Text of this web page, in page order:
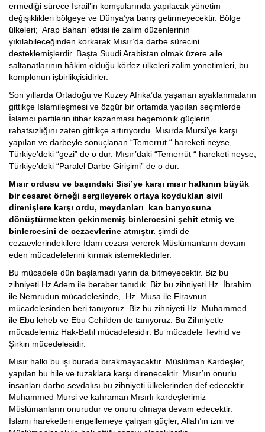
ermediği sürece İsrail’in komşularında yapılacak yönetim
değişiklikleri bölgeye ve Dünya’ya barış getirmeyecektir. Bölge
ülkeleri; ‘Arap Baharı’ etkisi ile zalim düzenlerinin
yıkılabileceğinden korkarak Mısır’da darbe sürecini
desteklemişlerdir. Başta Suudi Arabistan olmak üzere aile
saltanatlarının hâkim olduğu körfez ülkeleri zalim yönetimleri, bu
komplonun işbirlikçisidirler.
Son yıllarda Ortadoğu ve Kuzey Afrika’da yaşanan ayaklanmaların
gittikçe İslamileşmesi ve özgür bir ortamda yapılan seçimlerde
İslamcı partilerin itibar kazanması hegemonik güçlerin
rahatsızlığını zaten gittikçe artırıyordu. Mısırda Mursi’ye karşı
yapılan ve darbeyle sonuçlanan “Temerrüt “ hareketi neyse,
Türkiye’deki “gezi” de o dur. Mısır’daki “Temerrüt “ hareketi neyse,
Türkiye’deki “Paralel Darbe Girişimi” de o dur.
Mısır ordusu ve başındaki Sisi’ye karşı mısır halkının büyük
bir cesaret örneği sergileyerek ortaya koydukları sivil
direnişlere karşı ordu, meydanları kan banyosuna
dönüştürmekten çekinmemiş binlercesini şehit etmiş ve
binlercesini de cezaevlerine atmıştır. şimdi de
cezaevlerindekilere İdam cezası vererek Müslümanların devam
eden mücadelelerini kırmak istemektedirler.
Bu mücadele dün başlamadı yarın da bitmeyecektir. Biz bu
zihniyeti Hz Adem ile beraber tanıdık. Biz bu zihniyeti Hz. İbrahim
ile Nemrudun mücadelesinde, Hz. Musa ile Firavnun
mücadelesinden beri tanıyoruz. Biz bu zihniyeti Hz. Muhammed
ile Ebu leheb ve Ebu Cehilden de tanıyoruz. Bu Zihniyetle
mücadelemiz Hak-Batıl mücadelesidir. Bu mücadele Tevhid ve
Şirkin mücedelesidir.
Mısır halkı bu işi burada bırakmayacaktır. Müslüman Kardeşler,
yapılan bu hile ve tuzaklara karşı direnecektir. Mısır’ın onurlu
insanları darbe sevdalısı bu zihniyeti ülkelerinden def edecektir.
Muhammed Mursi ve kahraman Mısırlı kardeşlerimiz
Müslümanların onurudur ve onuru olmaya devam edecektir.
İslami hareketleri engellemeye çalışan güçler, Allah’ın izni ve